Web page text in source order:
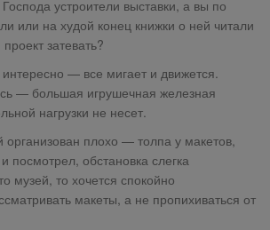
устроители выставки, а вы по
или на худой конец книжки о ней читали
затевать?
— все мигает и движется.
— большая игрушечная железная
нагрузки не несет.
организован плохо — толпа у макетов,
посмотрел, обстановка слегка
музей, то хочется спокойно
макеты, а не пропихиваться от